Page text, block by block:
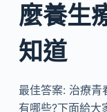
麼養生
知道
最佳答案: 治療青
有哪些?下面給大